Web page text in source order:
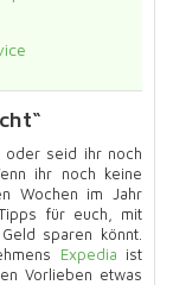
oder seid ihr noch
ihr noch keine
Wochen im Jahr
für euch, mit
sparen könnt.
Expedia ist
Vorlieben etwas